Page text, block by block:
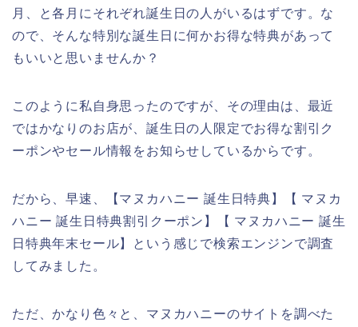
月、と各月にそれぞれ誕生日の人がいるはずです。な
ので、そんな特別な誕生日に何かお得な特典があって
もいいと思いませんか？
このように私自身思ったのですが、その理由は、最近
ではかなりのお店が、誕生日の人限定でお得な割引ク
ーポンやセール情報をお知らせしているからです。
だから、早速、【マヌカハニー 誕生日特典】【 マヌカ
ハニー 誕生日特典割引クーポン】【 マヌカハニー 誕生
日特典年末セール】という感じで検索エンジンで調査
してみました。
ただ、かなり色々と、マヌカハニーのサイトを調べた